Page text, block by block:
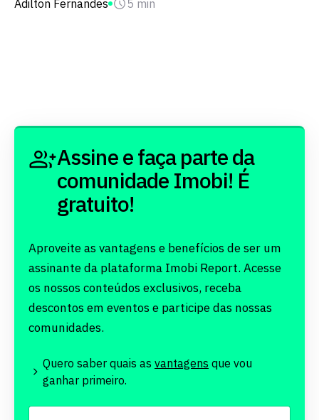
Adilton Fernandes 5 min
Assine e faça parte da
comunidade Imobi! É
gratuito!
Aproveite as vantagens e benefícios de ser um
assinante da plataforma Imobi Report. Acesse
os nossos conteúdos exclusivos, receba
descontos em eventos e participe das nossas
comunidades.
Quero saber quais as vantagens que vou
ganhar primeiro.